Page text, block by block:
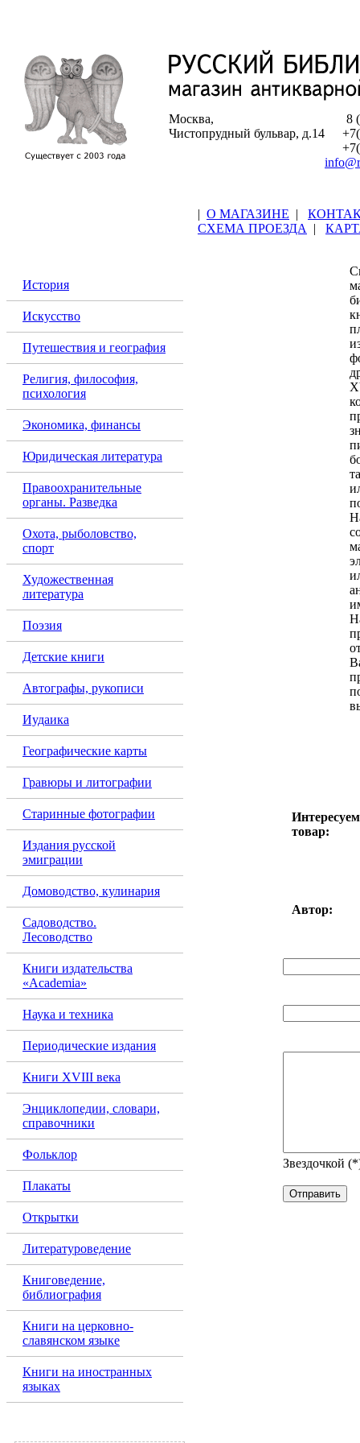
Москва,
Чистопрудный бульвар, д.14
8
| О МАГАЗИНЕ |
СХЕМА ПРОЕЗДА
|
История
Искусство
Путешествия и география
Религия, философия,
психология
Экономика, финансы
Юридическая литература
Правоохранительные
органы. Разведка
Охота, рыболовство,
спорт
Художественная
литература
Поэзия
Детские книги
Автографы, рукописи
Иудаика
Географические карты
Гравюры и литографии
Старинные фотографии
Издания русской
эмиграции
Домоводство, кулинария
Садоводство.
Лесоводство
Книги издательства
«Academia»
Наука и техника
Периодические издания
Книги XVIII века
Энциклопедии, словари,
справочники
Фольклор
Плакаты
Открытки
Литературоведение
Книговедение,
библиография
Книги на церковно-
славянском языке
Книги на иностранных
языках
товар:
Автор:
Звездочкой